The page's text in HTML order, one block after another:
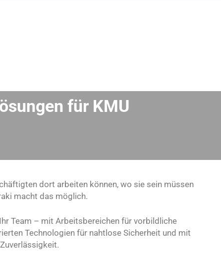
für KMU
dort arbeiten können, wo sie sein müssen
macht das möglich.
Team – mit Arbeitsbereichen für vorbildliche
Technologien für nahtlose Sicherheit und mit